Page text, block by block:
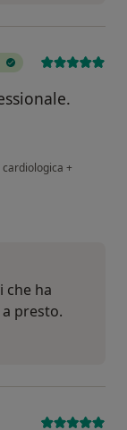
+
che ha
presto.